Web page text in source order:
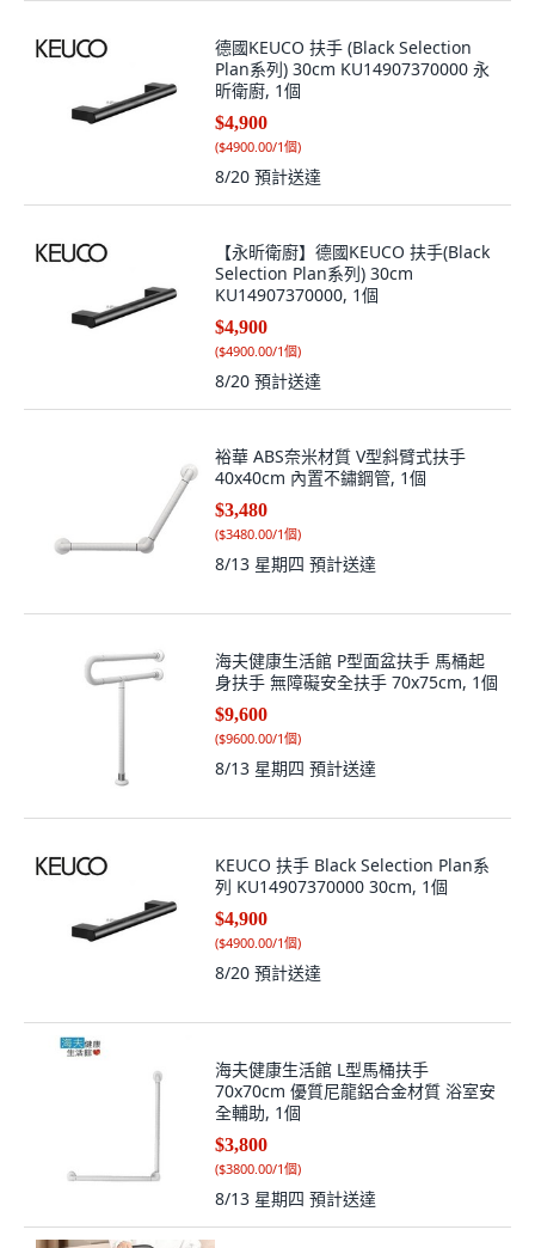
德國KEUCO 扶手 (Black Selection
Plan系列) 30cm KU14907370000 永
昕衛廚, 1個
$4,900
($4900.00/1個)
8/20 預計送達
【永昕衛廚】德國KEUCO 扶手(Black
Selection Plan系列) 30cm
KU14907370000, 1個
$4,900
($4900.00/1個)
8/20 預計送達
裕華 ABS奈米材質 V型斜臂式扶手
40x40cm 內置不鏽鋼管, 1個
$3,480
($3480.00/1個)
8/13 星期四 預計送達
海夫健康生活館 P型面盆扶手 馬桶起
身扶手 無障礙安全扶手 70x75cm, 1個
$9,600
($9600.00/1個)
8/13 星期四 預計送達
KEUCO 扶手 Black Selection Plan系
列 KU14907370000 30cm, 1個
$4,900
($4900.00/1個)
8/20 預計送達
海夫健康生活館 L型馬桶扶手
70x70cm 優質尼龍鋁合金材質 浴室安
全輔助, 1個
$3,800
($3800.00/1個)
8/13 星期四 預計送達